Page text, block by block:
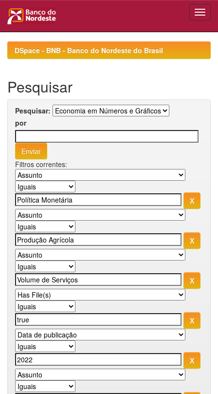
navigationDSpace - BNB - Banco do Nordeste do Brasil
Pesquisar
Pesquisar:
por
Filtros correntes: